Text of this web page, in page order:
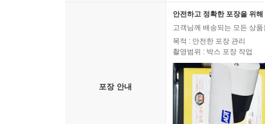
포장 안내
안전하고 정확한 포장을 위
고객님께 배송되는 모든 상
목적 : 안전한 포장 관리
촬영범위 : 박스 포장 작업